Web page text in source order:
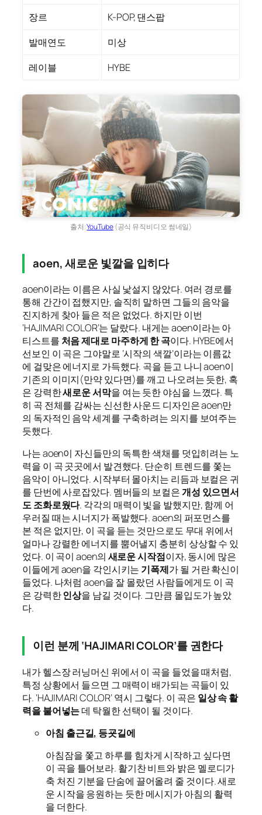
장르
K-POP, 댄스팝
발매연도
미상
레이블
HYBE
출처:YouTube(공식 뮤직비디오 썸네일)
aoen, 새로운 빛깔을 입히다
aoen이라는 이름은 사실 낯설지 않았다. 여러 경로를
통해 간간이 접했지만, 솔직히 말하면 그들의 음악을
진지하게 찾아 들은 적은 없었다. 하지만 이번
‘HAJIMARI COLOR’는 달랐다. 내게는 aoen이라는 아
티스트를 처음 제대로 마주하게 한 곡이다. HYBE에서
선보인 이 곡은 그야말로 ‘시작의 색깔’이라는 이름값
에 걸맞은 에너지로 가득했다. 곡을 듣고 나니 aoen이
기존의 이미지(만약 있다면)를 깨고 나오려는 듯한, 혹
은 강력한새로운 서막을 여는 듯한 야심을 느꼈다. 특
히 곡 전체를 감싸는 신선한 사운드 디자인은 aoen만
의 독자적인 음악 세계를 구축하려는 의지를 보여주는
듯했다.
나는 aoen이 자신들만의 독특한 색채를 덧입히려는 노
력을 이 곡 곳곳에서 발견했다. 단순히 트렌드를 쫓는
음악이 아니었다. 시작부터 몰아치는 리듬과 보컬은 귀
를 단번에 사로잡았다. 멤버들의 보컬은개성 있으면서
도 조화로웠다. 각각의 매력이 빛을 발했지만, 함께 어
우러질 때는 시너지가 폭발했다. aoen의 퍼포먼스를
본 적은 없지만, 이 곡을 듣는 것만으로도 무대 위에서
얼마나 강렬한 에너지를 뿜어낼지 충분히 상상할 수 있
었다. 이 곡이 aoen의 새로운 시작점이자, 동시에 많은
이들에게 aoen을 각인시키는 기폭제가 될 거란 확신이
들었다. 나처럼 aoen을 잘 몰랐던 사람들에게도 이 곡
은 강력한인상을 남길 것이다. 그만큼 몰입도가 높았
다.
이런 분께 ‘HAJIMARI COLOR’를 권한다
내가 헬스장 러닝머신 위에서 이 곡을 들었을 때처럼,
특정 상황에서 들으면 그 매력이 배가되는 곡들이 있
다. ‘HAJIMARI COLOR’ 역시 그렇다. 이 곡은 일상 속 활
력을 불어넣는데 탁월한 선택이 될 것이다.
아침 출근길, 등굣길에
아침잠을 쫓고 하루를 힘차게 시작하고 싶다면
이 곡을 틀어보라. 활기찬 비트와 밝은 멜로디가
축 처진 기분을 단숨에 끌어올려 줄 것이다. 새로
운 시작을 응원하는 듯한 메시지가 아침의 활력
을 더한다.